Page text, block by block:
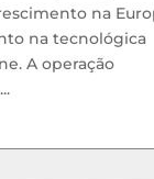
na
na tecnológica
A operação